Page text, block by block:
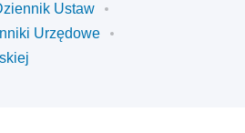
Ustaw
Urzędowe